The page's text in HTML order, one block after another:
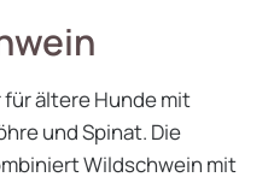
ältere Hunde mit
und Spinat. Die
Wildschwein mit